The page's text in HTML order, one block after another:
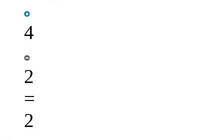
4
2
=
2